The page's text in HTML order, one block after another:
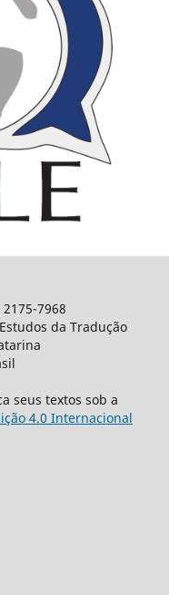
2175-7968
da Tradução
seus textos sob a
4.0 Internacional